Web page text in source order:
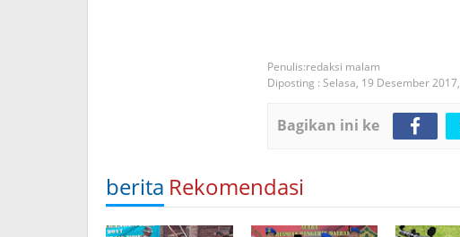
redaksi malam
Diposting : Selasa, 19 Desember 2017,
Bagikan ini ke
berita Rekomendasi